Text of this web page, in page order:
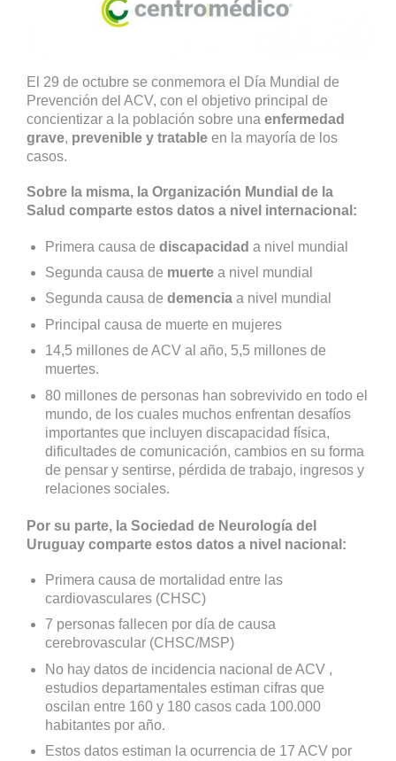
El 29 de octubre se conmemora el Día Mundial de
Prevención del ACV, con el objetivo principal de
concientizar a la población sobre una enfermedad
grave, prevenible y tratable en la mayoría de los
casos.
Sobre la misma, la Organización Mundial de la
Salud comparte estos datos a nivel internacional:
Primera causa de discapacidad a nivel mundial
Segunda causa de muerte a nivel mundial
Segunda causa de demencia a nivel mundial
Principal causa de muerte en mujeres
14,5 millones de ACV al año, 5,5 millones de
muertes.
80 millones de personas han sobrevivido en todo el
mundo, de los cuales muchos enfrentan desafíos
importantes que incluyen discapacidad física,
dificultades de comunicación, cambios en su forma
de pensar y sentirse, pérdida de trabajo, ingresos y
relaciones sociales.
Por su parte, la Sociedad de Neurología del
Uruguay comparte estos datos a nivel nacional:
Primera causa de mortalidad entre las
cardiovasculares (CHSC)
7 personas fallecen por día de causa
cerebrovascular (CHSC/MSP)
No hay datos de incidencia nacional de ACV ,
estudios departamentales estiman cifras que
oscilan entre 160 y 180 casos cada 100.000
habitantes por año.
Estos datos estiman la ocurrencia de 17 ACV por